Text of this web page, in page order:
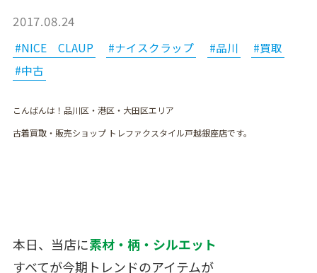
2017.08.24
#NICE CLAUP #ナイスクラップ #品川
#買取
#中古
こんばんは！品川区・港区・大田区エリア
古着買取・販売ショップ トレファクスタイル戸越銀座店です。
本日、当店に素材・柄・シルエット
すべてが今期トレンドのアイテムが